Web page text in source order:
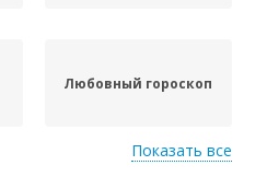
Любовный гороскоп
Показать все